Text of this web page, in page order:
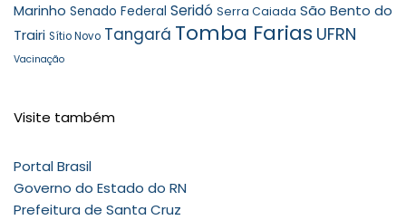
Marinho Senado Federal Seridó Serra Caiada São Bento do
Trairi Sítio Novo Tangará Tomba Farias UFRN
Vacinação
Visite também
Portal Brasil
Governo do Estado do RN
Prefeitura de Santa Cruz